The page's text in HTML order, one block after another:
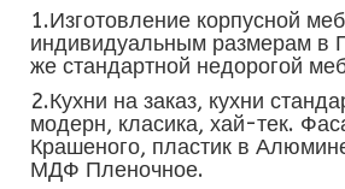
1.Изготовление корпусной
индивидуальным размерам в
же стандартной недорогой
2.Кухни на заказ, кухни
модерн, класика, хай-тек.
Крашеного, пластик в
МДФ Пленочное.